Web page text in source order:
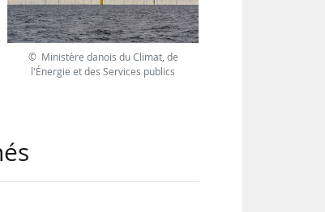
© Ministère danois du Climat, de
l'Énergie et des Services publics